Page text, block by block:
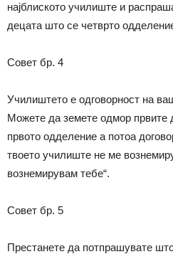
најблиското училиште и
децата што се четврто
Совет бр. 4
Училиштето е одговорност на
Можете да земете одмор првите
првото одделение а потоа
твоето училиште не ме
вознемирувам тебе“.
Совет бр. 5
Престанете да потпрашувате